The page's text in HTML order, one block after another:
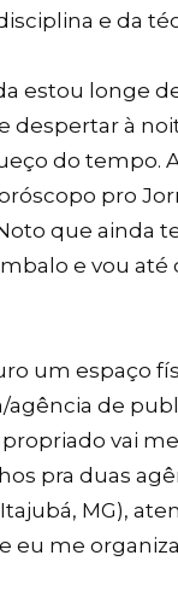
e da
estou longe
despertar à
do tempo.
pro
que ainda
e vou
um espaço
de
vai
pra duas
MG),
eu me